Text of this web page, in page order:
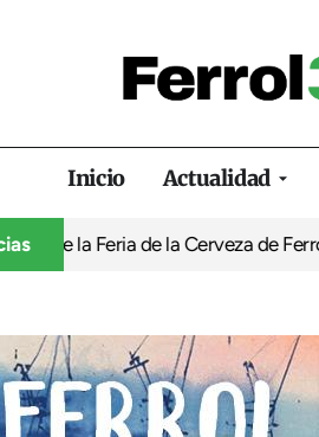
Inicio Actualidad
Feria de la Cerveza de Ferrol por